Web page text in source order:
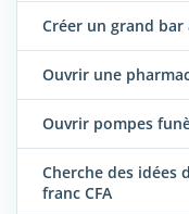
Créer un grand bar
Ouvrir une
Ouvrir pompes
Cherche des idées
franc CFA